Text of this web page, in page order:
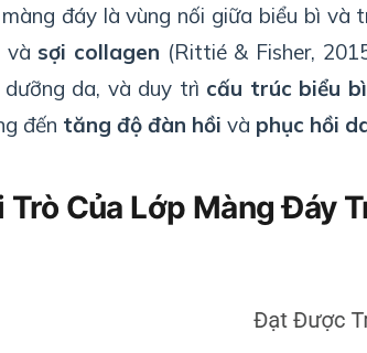
đáy là vùng nối giữa biểu bì và
vàsợi collagen (Rittié & Fisher,
dưỡng da, và duy trì cấu trúc biểu bì
đến tăng độ đàn hồi và phục hồi
Trò Của Lớp Màng Đáy